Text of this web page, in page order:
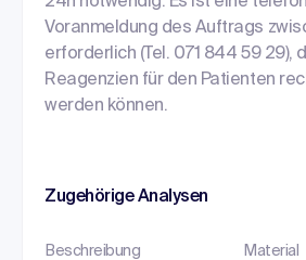
Voranmeldung des Auftrags
erforderlich (Tel. 071 844 59 29),
Reagenzien für den Patienten
werden können.
Zugehörige Analysen
Beschreibung Material